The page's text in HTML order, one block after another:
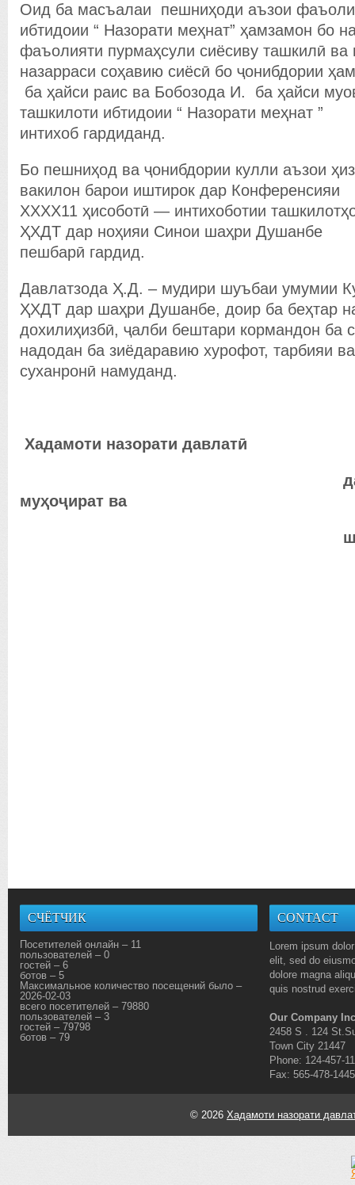
Оид ба масъалаи пешниҳоди аъзои фаъоли
ибтидоии “ Назорати меҳнат” ҳамзамон бо
фаъолияти пурмаҳсули сиёсиву ташкилӣ ва
назарраси соҳавию сиёсӣ бо ҷонибдории
ба ҳайси раис ва Бобозода И. ба ҳайси
ташкилоти ибтидоии “ Назорати меҳнат ”
интихоб гардиданд.
Бо пешниҳод ва ҷонибдории кулли аъзои
вакилон барои иштирок дар Конференсияи
ХХХХ11 ҳисоботӣ — интихоботии
ҲХДТ дар ноҳияи Синои шаҳри Душанбе
пешбарӣ гардид.
Давлатзода Ҳ.Д. – мудири шуъбаи умумии
ҲХДТ дар шаҳри Душанбе, доир ба беҳтар
дохилиҳизбӣ, ҷалби бештари кормандон ба
надодан ба зиёдаравию хурофот, тарбияи
суханронӣ намуданд.
Хадамоти назорати давлатӣ
дар
муҳоҷират ва
СЧЁТЧИК
Посетителей онлайн – 11
пользователей – 0
гостей – 6
ботов – 5
Максимальное количество посещений было –
2026-02-03
всего посетителей – 79880
пользователей – 3
гостей – 79798
ботов – 79
CONTACT
Lorem ipsum
elit, sed do
dolore magna
quis nostrud
Our Company
2458 S . 124
Town City 21447
Phone: 124-457-
Fax: 565-478-1445
© 2026 Хадамоти назорати